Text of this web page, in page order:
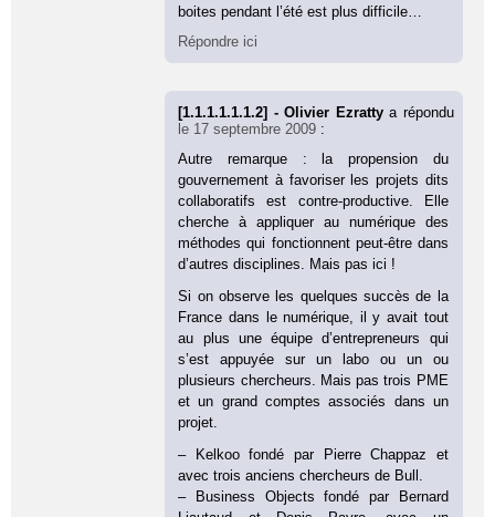
boites pendant l’été est plus difficile…
Répondre ici
[1.1.1.1.1.1.2] - Olivier Ezrattya répondu
le 17 septembre 2009 :
Autre remarque : la propension du
gouvernement à favoriser les projets dits
collaboratifs est contre-productive. Elle
cherche à appliquer au numérique des
méthodes qui fonctionnent peut-être dans
d’autres disciplines. Mais pas ici !
Si on observe les quelques succès de la
France dans le numérique, il y avait tout
au plus une équipe d’entrepreneurs qui
s’est appuyée sur un labo ou un ou
plusieurs chercheurs. Mais pas trois PME
et un grand comptes associés dans un
projet.
– Kelkoo fondé par Pierre Chappaz et
avec trois anciens chercheurs de Bull.
– Business Objects fondé par Bernard